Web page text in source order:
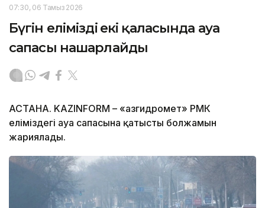
07:30, 06 Тамыз 2026
Бүгін еліміздің екі қаласында ауа
сапасы нашарлайды
АСТАНА. KAZINFORM – «Қазгидромет» РМК
еліміздегі ауа сапасына қатысты болжамын
жариялады.